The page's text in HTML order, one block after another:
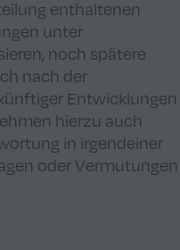
enthaltenen
unter
noch spätere
nach der
Entwicklungen
hierzu auch
in irgendeiner
oder Vermutungen